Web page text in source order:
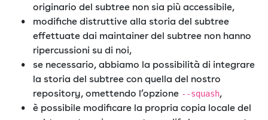
originario del subtree non sia più accessibile,
modifiche distruttive alla storia del subtree
effettuate dai maintainer del subtree non hanno
ripercussioni su di noi,
se necessario, abbiamo la possibilità di integrare
la storia del subtree con quella del nostro
repository, omettendo l’opzione --squash,
è possibile modificare la propria copia locale del